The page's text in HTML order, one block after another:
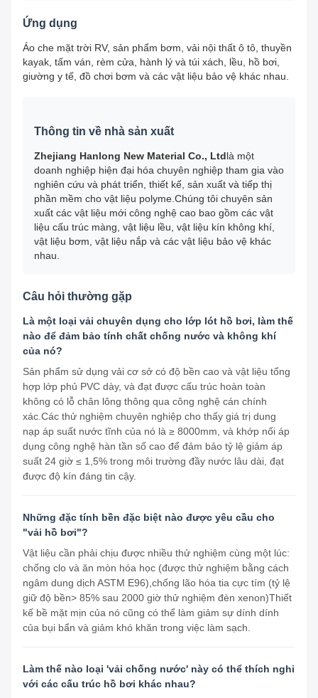
Ứng dụng
Áo che mặt trời RV, sản phẩm bơm, vải nội thất ô tô, thuyền
kayak, tấm ván, rèm cửa, hành lý và túi xách, lều, hồ bơi,
giường y tế, đồ chơi bơm và các vật liệu bảo vệ khác nhau.
Thông tin về nhà sản xuất
Zhejiang Hanlong New Material Co., Ltdlà một
doanh nghiệp hiện đại hóa chuyên nghiệp tham gia vào
nghiên cứu và phát triển, thiết kế, sản xuất và tiếp thị
phần mềm cho vật liệu polyme.Chúng tôi chuyên sản
xuất các vật liệu mới công nghệ cao bao gồm các vật
liệu cấu trúc màng, vật liệu lều, vật liệu kín không khí,
vật liệu bơm, vật liệu nắp và các vật liệu bảo vệ khác
nhau.
Câu hỏi thường gặp
Là một loại vải chuyên dụng cho lớp lót hồ bơi, làm thế
nào để đảm bảo tính chất chống nước và không khí
của nó?
Sản phẩm sử dụng vải cơ sở có độ bền cao và vật liệu tổng
hợp lớp phủ PVC dày, và đạt được cấu trúc hoàn toàn
không có lỗ chân lông thông qua công nghệ cán chính
xác.Các thử nghiệm chuyên nghiệp cho thấy giá trị dung
nạp áp suất nước tĩnh của nó là ≥ 8000mm, và khớp nối áp
dụng công nghệ hàn tần số cao để đảm bảo tỷ lệ giảm áp
suất 24 giờ ≤ 1,5% trong môi trường đầy nước lâu dài, đạt
được độ kín đáng tin cậy.
Những đặc tính bền đặc biệt nào được yêu cầu cho
"vải hồ bơi"?
Vật liệu cần phải chịu được nhiều thử nghiệm cùng một lúc:
chống clo và ăn mòn hóa học (được thử nghiệm bằng cách
ngâm dung dịch ASTM E96),chống lão hóa tia cực tím (tỷ lệ
giữ độ bền> 85% sau 2000 giờ thử nghiệm đèn xenon)Thiết
kế bề mặt mịn của nó cũng có thể làm giảm sự dính dính
của bụi bẩn và giảm khó khăn trong việc làm sạch.
Làm thế nào loại 'vải chống nước' này có thể thích nghi
với các cấu trúc hồ bơi khác nhau?